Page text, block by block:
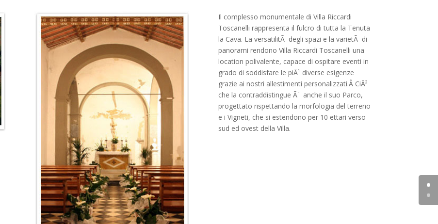
Il complesso monumentale di Villa Riccardi
Toscanelli rappresenta il fulcro di tutta la Tenuta
la Cava. La versatilitÃ degli spazi e la varietÃ di
panorami rendono Villa Riccardi Toscanelli una
location polivalente, capace di ospitare eventi in
grado di soddisfare le piÃ¹ diverse esigenze
grazie ai nostri allestimenti personalizzati.Â CiÃ²
che la contraddistingue Ã¨ anche il suo Parco,
progettato rispettando la morfologia del terreno
e i Vigneti, che si estendono per 10 ettari verso
sud ed ovest della Villa.